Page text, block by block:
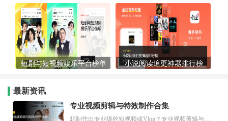
短剧与短视频娱乐平台榜单 小说阅读追更神器排行榜
最新资讯
专业视频剪辑与特效制作合集